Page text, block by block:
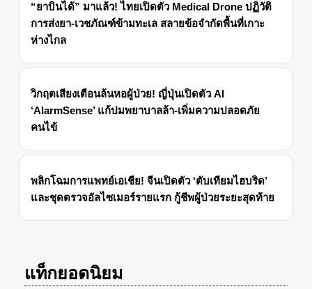
“ยาบินได้” มาแล้ว! ไทยเปิดตัว Medical Drone ปฏิวัติ
การส่งยา-เวชภัณฑ์ข้ามทะเล สลายข้อจำกัดพื้นที่เกาะ
ห่างไกล
วิกฤตเสียงเตือนล้นหอผู้ป่วย! ญี่ปุ่นเปิดตัว AI
‘AlarmSense’ แก้ปมพยาบาลล้า-เพิ่มความปลอดภัย
คนไข้
พลิกโฉมการแพทย์เอเชีย! จีนเปิดตัว ‘ตับเทียมไฮบริด’
และชุดตรวจอัลไซเมอร์รายแรก กู้ชีพผู้ป่วยระยะสุดท้าย
แท็กยอดนิยม